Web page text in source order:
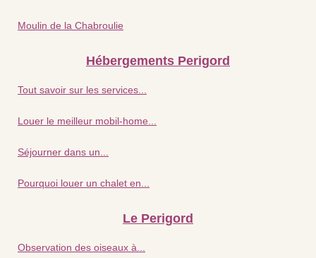
Moulin de la Chabroulie
Hébergements Perigord
Tout savoir sur les services...
Louer le meilleur mobil-home...
Séjourner dans un...
Pourquoi louer un chalet en...
Le Perigord
Observation des oiseaux à...